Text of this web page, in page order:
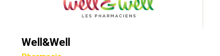
Well&Well